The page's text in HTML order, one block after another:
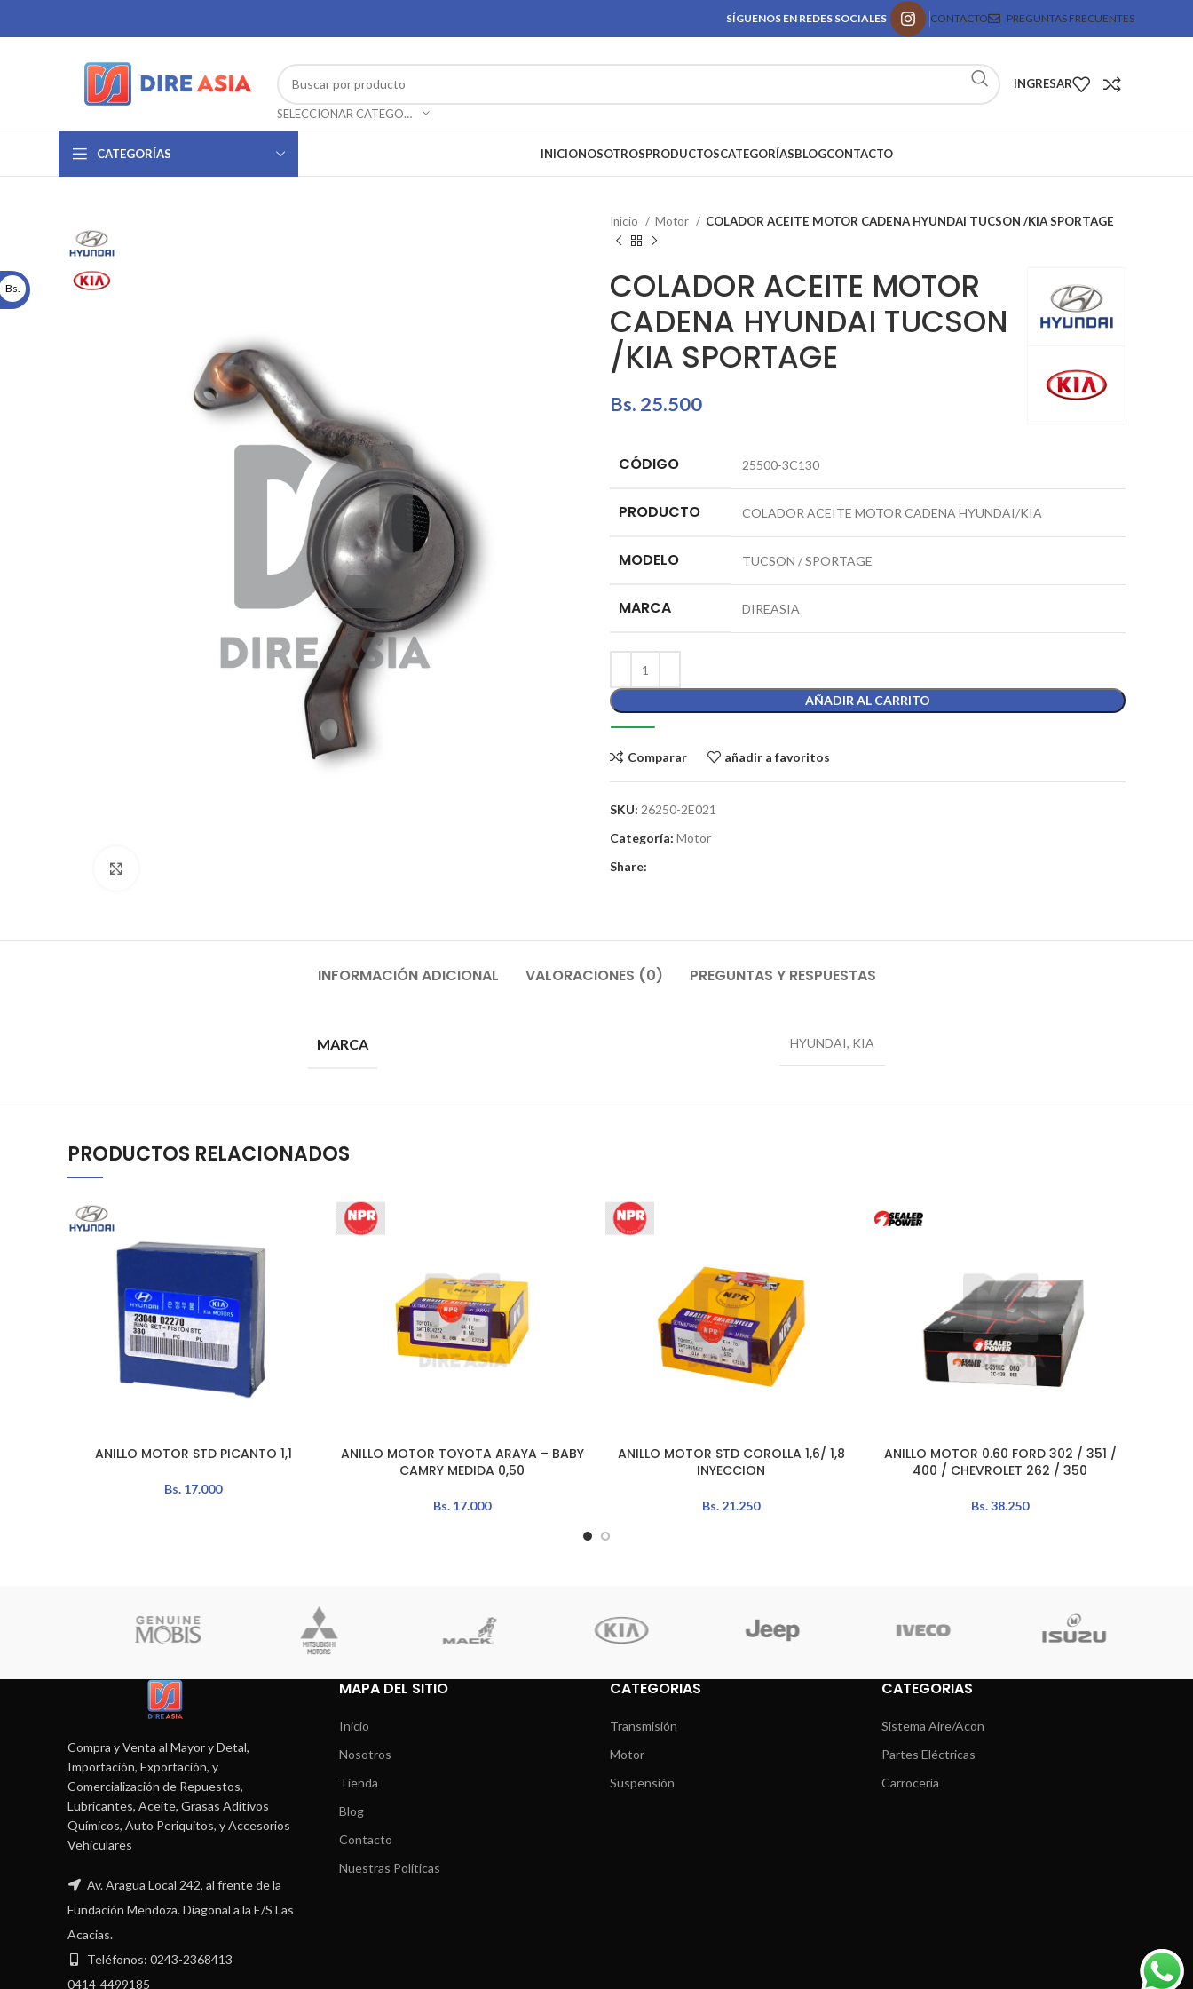
SÍGUENOS EN REDES SOCIALES CONTACTO PREGUNTAS FRECUENTES
SELECCIONAR CATEGORÍA
INGRESAR
CATEGORÍAS INICIONOSOTROSPRODUCTOSCATEGORÍASBLOGCONTACTO
Inicio Motor COLADOR ACEITE MOTOR CADENA HYUNDAI TUCSON /KIA SPORTAGE
COLADOR ACEITE MOTOR
CADENA HYUNDAI TUCSON
/KIA SPORTAGE
Bs. 25.500
CÓDIGO 25500-3C130
PRODUCTO COLADOR ACEITE MOTOR CADENA HYUNDAI/KIA
MODELO TUCSON / SPORTAGE
MARCA DIREASIA
AÑADIR AL CARRITO
Comparar añadir a favoritos
SKU: 26250-2E021
Categoría: Motor
Share:
INFORMACIÓN ADICIONAL VALORACIONES (0) PREGUNTAS Y RESPUESTAS
MARCA HYUNDAI, KIA
PRODUCTOS RELACIONADOS
AÑADIR AL CARRITO
ANILLO MOTOR STD PICANTO 1,1
Bs. 17.000
AÑADIR AL CARRITO
ANILLO MOTOR TOYOTA ARAYA – BABY
CAMRY MEDIDA 0,50
Bs. 17.000
AÑADIR AL CARRITO
ANILLO MOTOR STD COROLLA 1,6/ 1,8
INYECCION
Bs. 21.250
AÑADIR AL CARRITO
ANILLO MOTOR 0.60 FORD 302 / 351 /
400 / CHEVROLET 262 / 350
Bs.38.250
Compra y Venta al Mayor y Detal,
Importación, Exportación, y
Comercialización de Repuestos,
Lubricantes, Aceite, Grasas Aditivos
Químicos, Auto Periquitos, y Accesorios
Vehiculares
Av. Aragua Local 242, al frente de la
Fundación Mendoza. Diagonal a la E/S Las
Acacias.
Teléfonos: 0243-2368413
0414-4499185
MAPA DEL SITIO
Inicio
Nosotros
Tienda
Blog
Contacto
Nuestras Políticas
CATEGORIAS
Transmisión
Motor
Suspensión
CATEGORIAS
Sistema Aire/Acon
Partes Eléctricas
Carrocería
Bs.